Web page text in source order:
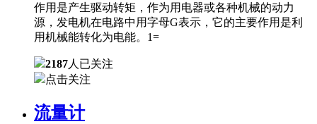
作用是产生驱动转矩，作为用电器或各种机械的动力
源，发电机在电路中用字母G表示，它的主要作用是利
用机械能转化为电能。1=
2187人已关注
点击关注
流量计